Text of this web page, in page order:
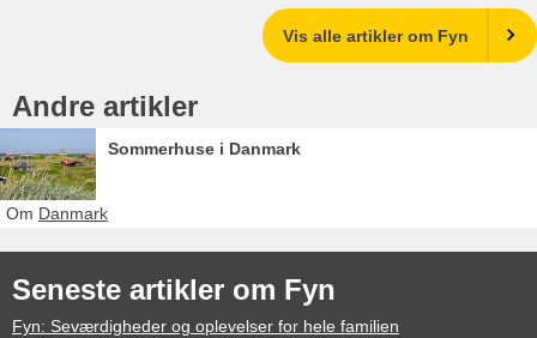
Vis alle artikler om Fyn
Andre artikler
Sommerhuse i Danmark
Om Danmark
Seneste artikler om Fyn
Fyn: Seværdigheder og oplevelser for hele familien